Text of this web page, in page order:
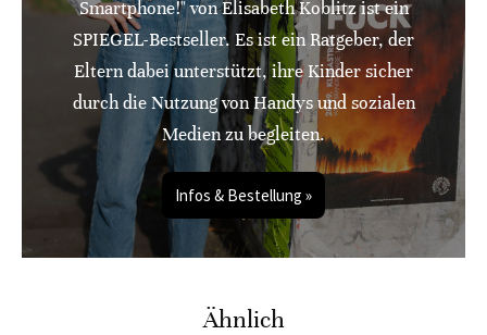
Smartphone!" von Elisabeth Koblitz ist ein
SPIEGEL-Bestseller. Es ist ein Ratgeber, der
Eltern dabei unterstützt, ihre Kinder sicher
durch die Nutzung von Handys und sozialen
Medien zu begleiten.
Infos & Bestellung »
Ähnlich